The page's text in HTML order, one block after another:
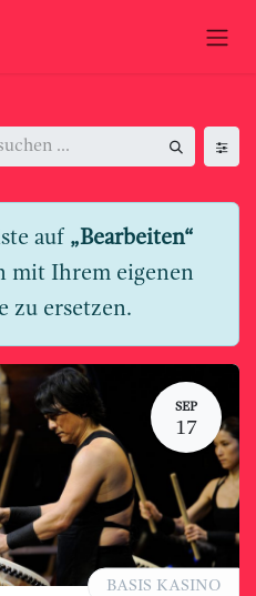
auf „Bearbeiten“
mit Ihrem eigenen
zu ersetzen.
SEP
17
BASIS KASINO